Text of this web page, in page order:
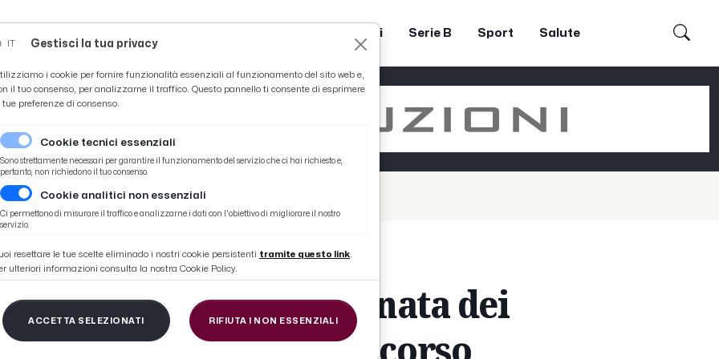
Coppa Teodori Serie B Sport Salute
dei neoiscritti e premiazione del concorso ''Un loro per Capriotti''
IIS Capriotti: giornata dei
premiazione del concorso
Gestisci la tua privacy
i cookie per fornire funzionalità essenziali al funzionamento del sito web e,
il tuo consenso, per analizzarne il traffico. Questo pannello ti consente di esprimere
tue preferenze di consenso.
Cookie tecnici essenziali
Sono strettamente necessari per garantire il funzionamento del servizio che ci hai richiesto e,
pertanto, non richiedono il tuo consenso.
Cookie analitici non essenziali
Ci permettono di misurare il traffico e analizzarne i dati con l'obiettivo di migliorare il nostro
servizio.
resettare le tue scelte eliminado i nostri cookie persistenti tramite questo link.
ulteriori informazioni consulta la nostra Cookie Policy.
ACCETTA SELEZIONATI RIFIUTA I NON ESSENZIALI